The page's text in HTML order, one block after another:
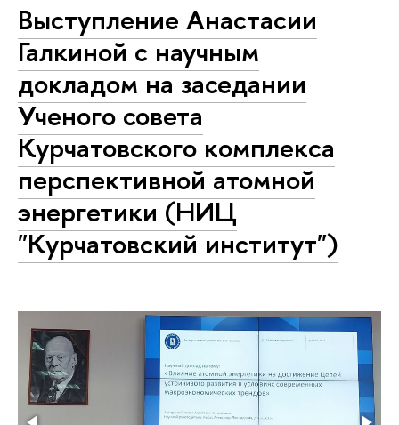
Выступление Анастасии
Галкиной с научным
докладом на заседании
Ученого совета
Курчатовского комплекса
перспективной атомной
энергетики (НИЦ
"Курчатовский институт")